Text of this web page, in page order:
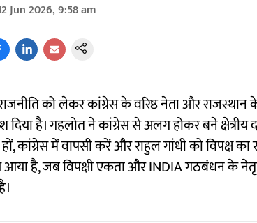
Jun 2026, 9:58 am
को लेकर कांग्रेस के वरिष्ठ नेता और
दिया है। गहलोत ने कांग्रेस से अलग होकर बने क्षेत्रीय
कांग्रेस में वापसी करें और राहुल गांधी को विपक्ष का
है, जब विपक्षी एकता और INDIA गठबंधन के